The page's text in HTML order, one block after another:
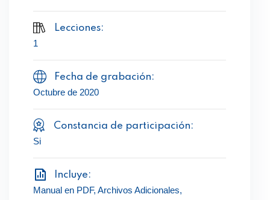
Lecciones:
1
Fecha de grabación:
Octubre de 2020
Constancia de participación:
Si
Incluye:
Manual en PDF, Archivos Adicionales,